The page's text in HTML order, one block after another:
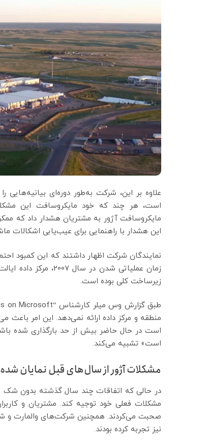
علاوه بر این، شرکت به‌طور دوره‌ای
است، هر چند که خود مایکروسافت این
مایکروسافت آژور به مشتریان هشدار داد که
این هشدار با راهنمایی برای عیب‌یابی اشکالات
زمان عملیاتی شدن در
زیرساخت کلی بوده است.
منطقه و مرکز داده ارائه نمی‌دهد. این امر
است در حال حاضر بیش از حد بارگذاری شده
است» تشبیه می‌کند.
مشکلات آژور از سال‌های قبل نمایان
در حالی که اتفاقات چند سال گذشته بدون شک
نیز تجربه کرده بودند.